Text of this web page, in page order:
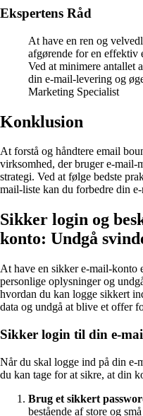
Ekspertens Råd
At have en ren og
afgørende for en effektiv
Ved at minimere antallet
din e-mail-levering og
Marketing Specialist
Konklusion
At forstå og håndtere email
virksomhed, der bruger e-mail-
strategi. Ved at følge bedste
mail-liste kan du forbedre din
Sikker login og
konto: Undgå
At have en sikker e-mail-konto
personlige oplysninger og
hvordan du kan logge sikkert
data og undgå at blive et offer
Sikker login til din e-
Når du skal logge ind på din e-
du kan tage for at sikre, at din
Brug et sikkert
bestående af store og